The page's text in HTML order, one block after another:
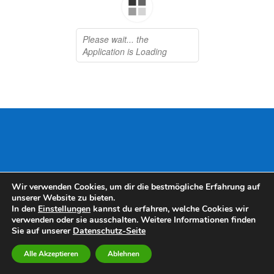
Wir verwenden Cookies, um dir die bestmögliche Erfahrung auf
unserer Website zu bieten.
In den Einstellungen kannst du erfahren, welche Cookies wir
verwenden oder sie ausschalten. Weitere Informationen finden
Sie auf unserer Datenschutz-Seite
Alle Akzeptieren Ablehnen